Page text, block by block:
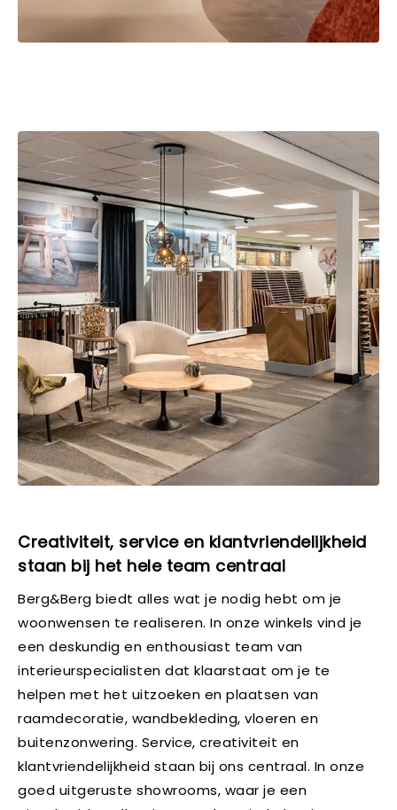
Creativiteit, service en klantvriendelijkheid
staan bij het hele team centraal
Berg&Berg biedt alles wat je nodig hebt om je
woonwensen te realiseren. In onze winkels vind je
een deskundig en enthousiast team van
interieurspecialisten dat klaarstaat om je te
helpen met het uitzoeken en plaatsen van
raamdecoratie, wandbekleding, vloeren en
buitenzonwering. Service, creativiteit en
klantvriendelijkheid staan bij ons centraal. In onze
goed uitgeruste showrooms, waar je een